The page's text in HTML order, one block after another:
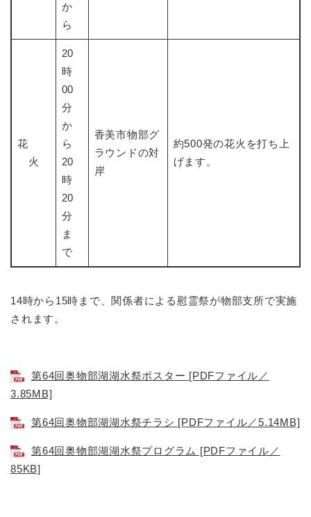
か
ら
花
火
20
時
00
分
か
ら
20
時
20
分
ま
で
香美市物部グ
ラウンドの対
岸
約500発の花火を打ち上
げます。
14時から15時まで、関係者による慰霊祭が物部支所で実施
されます。
第64回奥物部湖湖水祭ポスター [PDFファイル／
3.85MB]
第64回奥物部湖湖水祭チラシ [PDFファイル／5.14MB]
第64回奥物部湖湖水祭プログラム [PDFファイル／
85KB]